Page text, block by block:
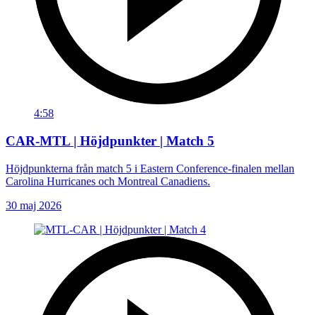
4:58
CAR-MTL | Höjdpunkter | Match 5
Höjdpunkterna från match 5 i Eastern Conference-finalen mellan
Carolina Hurricanes och Montreal Canadiens.
30 maj 2026